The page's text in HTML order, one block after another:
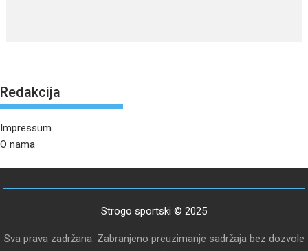
Redakcija
Impressum
O nama
Strogo sportski © 2025
Sva prava zadržana. Zabranjeno preuzimanje sadržaja bez dozvole